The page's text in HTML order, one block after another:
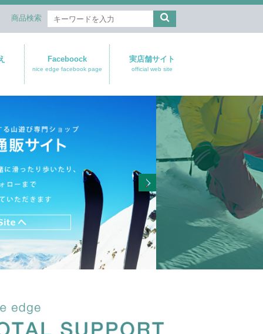
商品検索
Faceboock
nice edge facebook page
実店舗サイト
official web site